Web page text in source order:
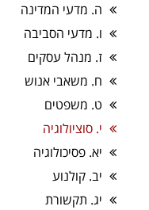
ה. מדעי המדינה
ו. מדעי הסביבה
ז. מנהל עסקים
ח. משאבי אנוש
ט. משפטים
י. סוציולוגיה
יא. פסיכולוגיה
יב. קולנוע
יג. תקשורת